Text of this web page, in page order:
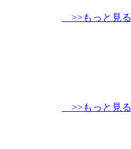
>>もっと見る
>>もっと見る